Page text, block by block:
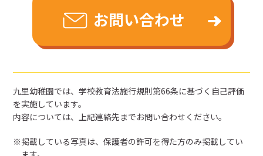
お問い合わせ
九里幼稚園では、学校教育法施行規則第66条に基づく自己評価
を実施しています。
内容については、上記連絡先までお問い合わせください。
掲載している写真は、保護者の許可を得た方のみ掲載してい